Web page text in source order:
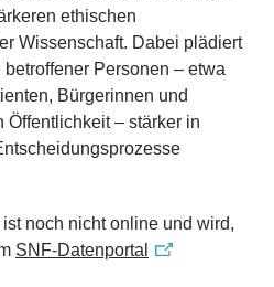
ethischen
Wissenschaft. Dabei plädiert
Personen – etwa
Bürgerinnen und
Öffentlichkeit – stärker in
noch nicht online und wird,
SNF-Datenportal